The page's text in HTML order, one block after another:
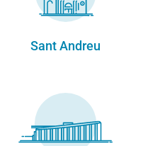
Sant Andreu